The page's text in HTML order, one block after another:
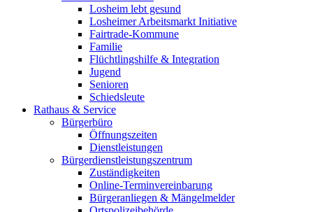
Losheim lebt gesund
Losheimer Arbeitsmarkt Initiative
Fairtrade-Kommune
Familie
Flüchtlingshilfe & Integration
Jugend
Senioren
Schiedsleute
Rathaus & Service
Bürgerbüro
Öffnungszeiten
Dienstleistungen
Bürgerdienstleistungszentrum
Zuständigkeiten
Online-Terminvereinbarung
Bürgeranliegen & Mängelmelder